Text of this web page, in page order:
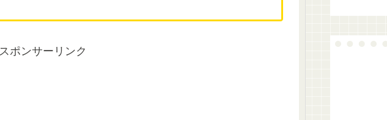
スポンサーリンク